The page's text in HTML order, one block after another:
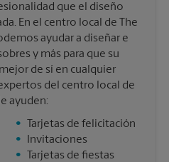
que el diseño
En el centro local de The
ayudar a diseñar e
y más para que su
de sí en cualquier
del centro local de
ayuden:
•
Tarjetas de felicitación
•
Invitaciones
•
Tarjetas de fiestas